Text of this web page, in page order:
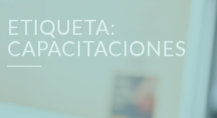
ETIQUETA:
CAPACITACIONES